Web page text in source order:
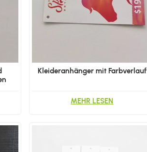
Kleideranhänger mit Farbverlauf
MEHR LESEN